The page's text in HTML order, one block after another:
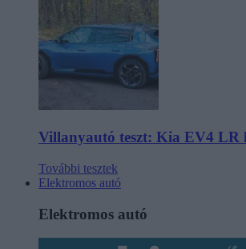
Villanyautó teszt: Kia EV4 LR
További tesztek
Elektromos autó
Elektromos autó